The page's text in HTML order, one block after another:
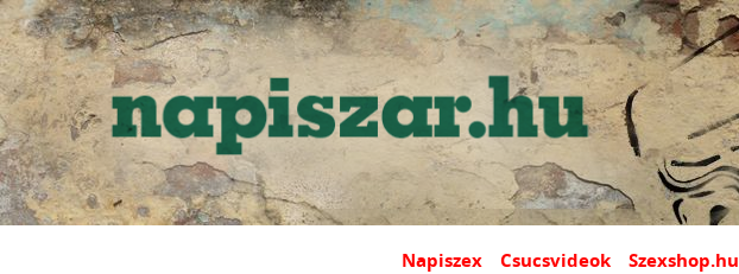
Napiszex Csucsvideok Szexshop.hu